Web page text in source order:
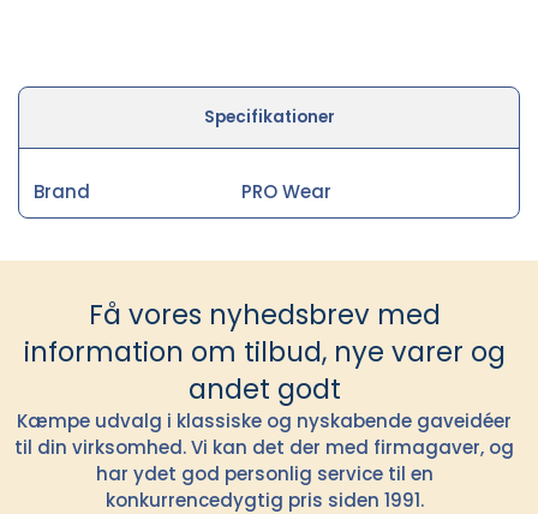
Specifikationer
Brand PRO Wear
Få vores nyhedsbrev med
information om tilbud, nye varer og
andet godt
Kæmpe udvalg i klassiske og nyskabende gaveidéer
til din virksomhed. Vi kan det der med firmagaver, og
har ydet god personlig service til en
konkurrencedygtig pris siden 1991.